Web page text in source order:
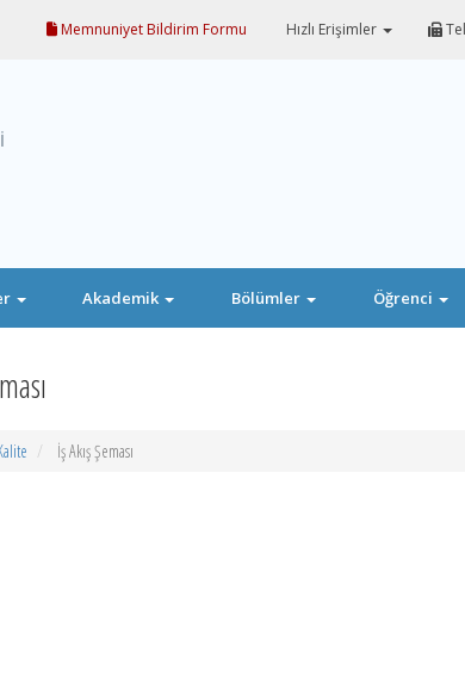
Memnuniyet Bildirim Formu Hızlı Erişimler
Akademik Bölümler Öğrenci
İş Akış Şeması